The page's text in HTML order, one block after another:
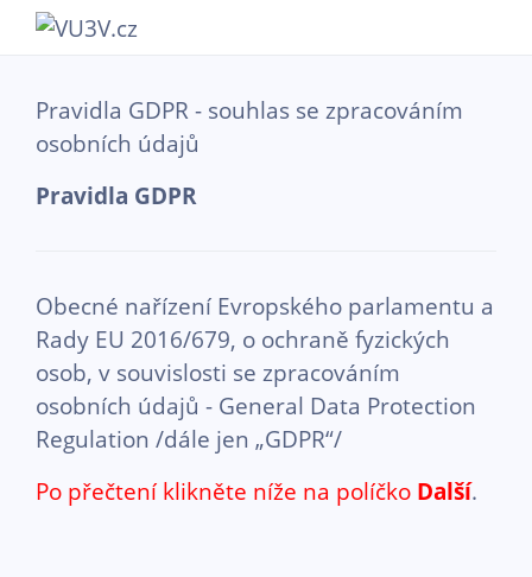
Přejít k hlavnímu obsahu
Pravidla GDPR - souhlas se zpracováním
osobních údajů
Pravidla GDPR
Obecné nařízení Evropského parlamentu a
Rady EU 2016/679, o ochraně fyzických
osob, v souvislosti se zpracováním
osobních údajů - General Data Protection
Regulation /dále jen „GDPR“/
Po přečtení klikněte níže na políčko Další.